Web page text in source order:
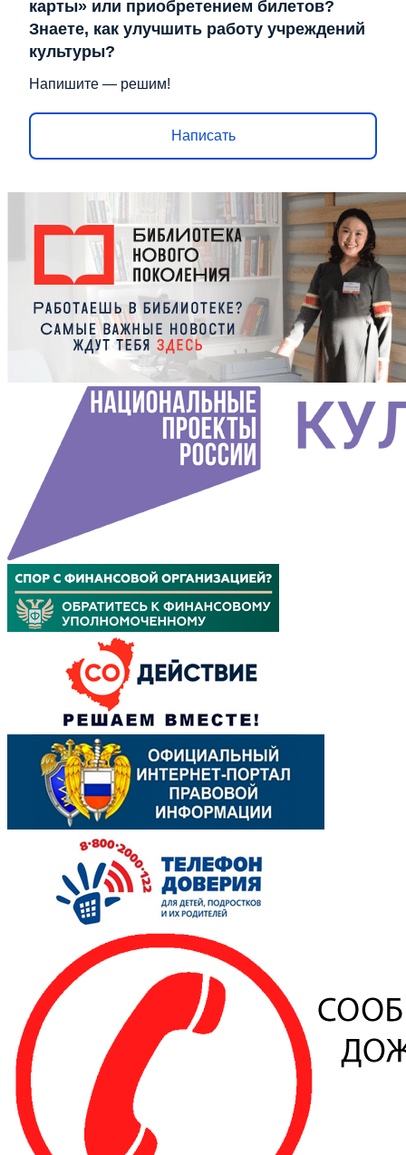
карты» или приобретением билетов?
Знаете, как улучшить работу учреждений
культуры?
Напишите — решим!
Написать